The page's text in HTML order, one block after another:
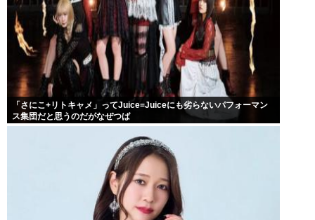
「さにこ+リトキャメ」ってJuice=Juiceにも劣らないパフォーマン
ス集団だと思うのだがなぜつば